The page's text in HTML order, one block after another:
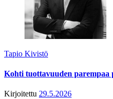
Tapio Kivistö
Kohti tuottavuuden parempaa
Kirjoitettu 29.5.2026